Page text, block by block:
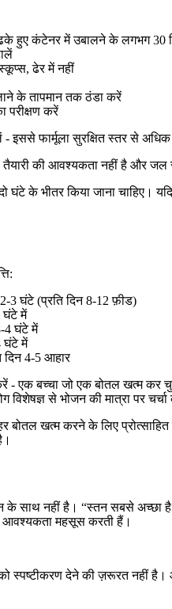
हुए कंटेनर में उबालने के लगभग 30
ढेर में नहीं
के तापमान तक ठंडा करें
परीक्षण करें
इससे फार्मूला सुरक्षित स्तर से
की आवश्यकता नहीं है और जल
घंटे के भीतर किया जाना
3 घंटे (प्रति दिन 8-12 फ़ीड)
घंटे में
4 घंटे में
घंटे में
दिन 4-5 आहार
- एक बच्चा जो एक बोतल खत्म
से भोजन की मात्रा पर चर्चा
बोतल खत्म करने के लिए
के साथ नहीं है। “स्तन सबसे अच्छा
आवश्यकता महसूस करती हैं।
देने की ज़रूरत नहीं है।